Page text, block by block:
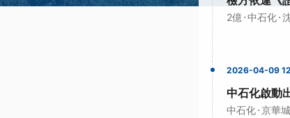
2億·中石化·
2026-04-09
中石化啟動
中石化·京華城